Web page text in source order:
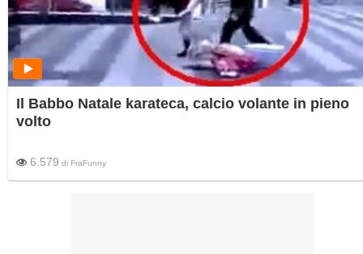
Il Babbo Natale karateca, calcio volante in pieno
volto
6.579 di FraFunny